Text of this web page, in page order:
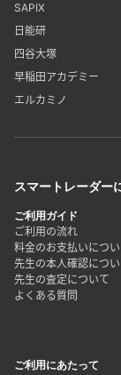
SAPIX
日能研
四谷大塚
早稲田アカデミー
エルカミノ
スマートレーダー
ご利用ガイド
ご利用の流れ
料金のお支払いにつ
先生の本人確認につ
先生の査定について
よくある質問
ご利用にあたって